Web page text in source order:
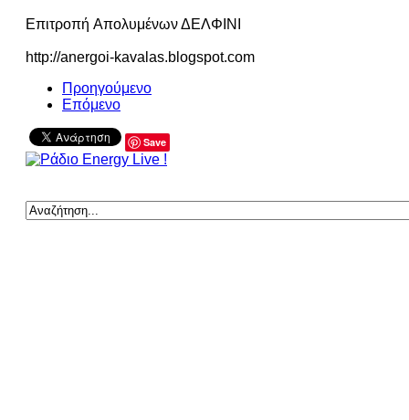
Επιτροπή Aπολυμένων ΔΕΛΦΙΝΙ
http://anergoi-kavalas.blogspot.com
Προηγούμενο
Επόμενο
Save